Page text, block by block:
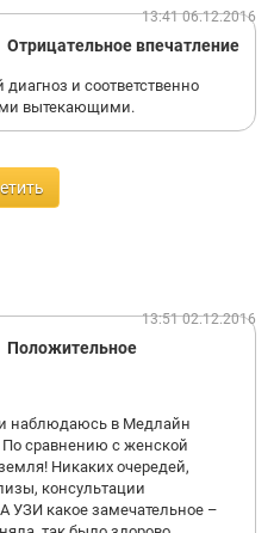
13:41 06.12.2016
Отрицательное впечатление
и соответственно
вытекающими.
13:51 02.12.2016
Положительное
наблюдаюсь в Медлайн
сравнению с женской
Никаких очередей,
консультации
УЗИ какое замечательное –